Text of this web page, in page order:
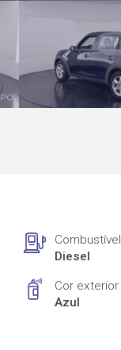
Combustível
Diesel
Cor exterior
Azul